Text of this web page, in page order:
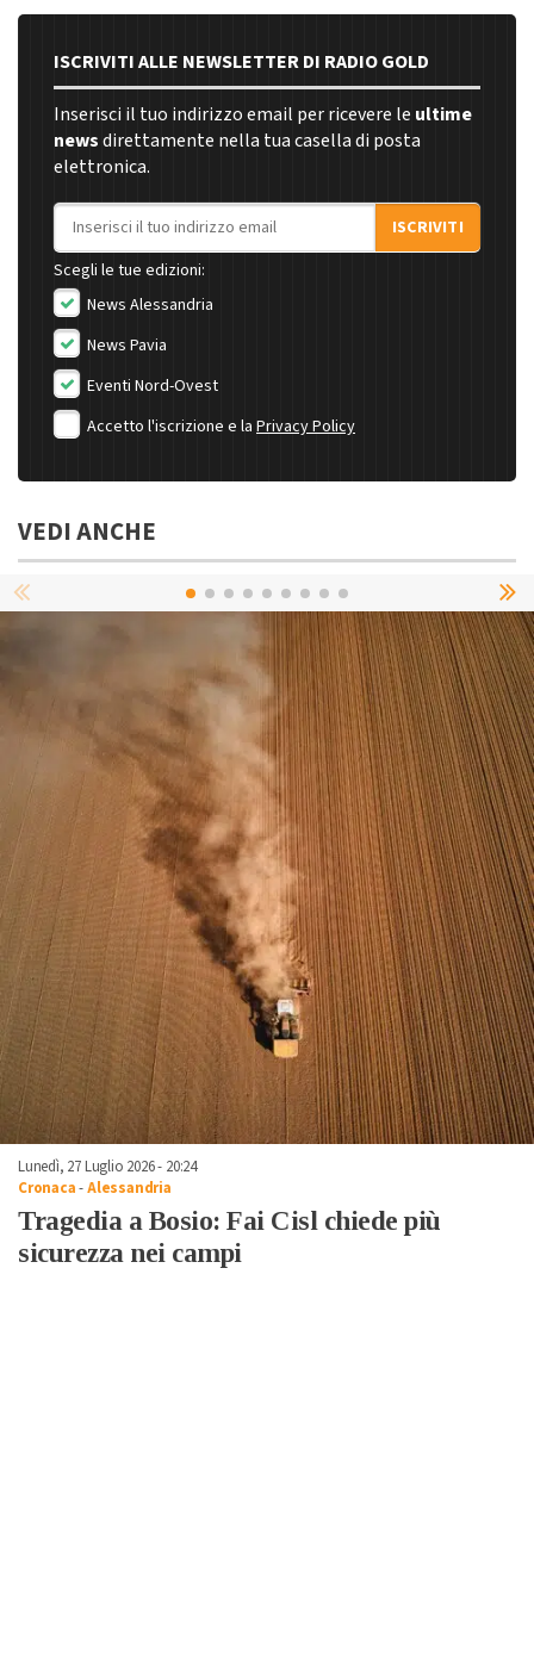
ISCRIVITI ALLE NEWSLETTER DI RADIO GOLD
Inserisci il tuo indirizzo email per ricevere le ultime
newsdirettamente nella tua casella di posta
elettronica.
Indirizzo email
ISCRIVITI
Scegli le tue edizioni:
News Alessandria
News Pavia
Eventi Nord-Ovest
Accetto l'iscrizione e la Privacy Policy
VEDI ANCHE
Lunedì, 27 Luglio 2026 - 20:24
Cronaca-Alessandria
Tragedia a Bosio: Fai Cisl chiede più
sicurezza nei campi